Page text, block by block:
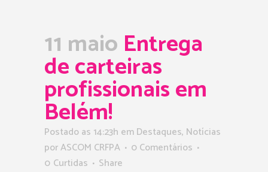
11 maio Entrega
de carteiras
profissionais em
Belém!
Postado as 14:23h emDestaques, Notícias
porASCOM CRFPA
0 Comentários
0 Curtidas
Share